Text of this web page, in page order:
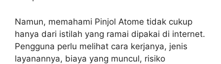
Namun, memahami Pinjol Atome tidak cukup
hanya dari istilah yang ramai dipakai di internet.
Pengguna perlu melihat cara kerjanya, jenis
layanannya, biaya yang muncul, risiko